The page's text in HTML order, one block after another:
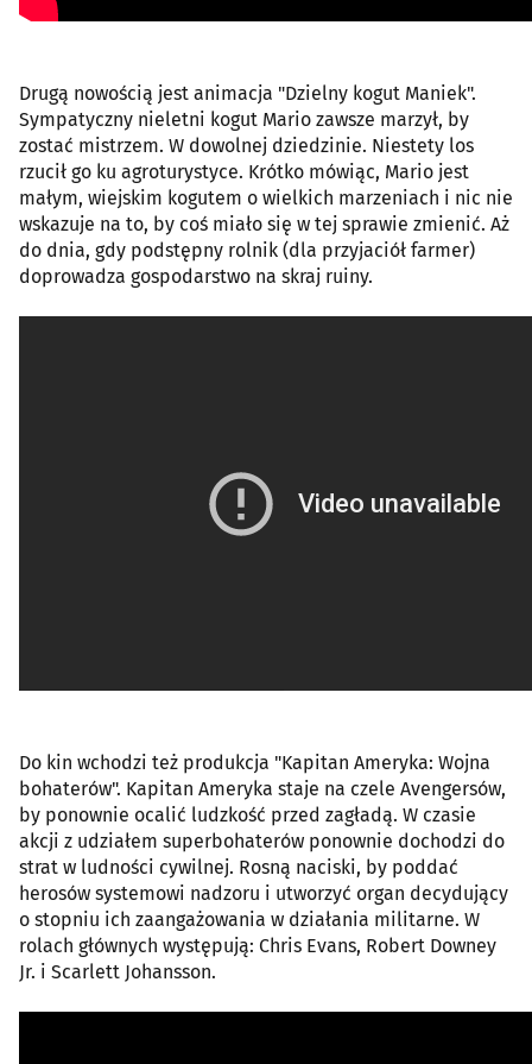
Drugą nowością jest animacja "Dzielny kogut Maniek".
Sympatyczny nieletni kogut Mario zawsze marzył, by
zostać mistrzem. W dowolnej dziedzinie. Niestety los
rzucił go ku agroturystyce. Krótko mówiąc, Mario jest
małym, wiejskim kogutem o wielkich marzeniach i nic nie
wskazuje na to, by coś miało się w tej sprawie zmienić. Aż
do dnia, gdy podstępny rolnik (dla przyjaciół farmer)
doprowadza gospodarstwo na skraj ruiny.
Do kin wchodzi też produkcja "Kapitan Ameryka: Wojna
bohaterów". Kapitan Ameryka staje na czele Avengersów,
by ponownie ocalić ludzkość przed zagładą. W czasie
akcji z udziałem superbohaterów ponownie dochodzi do
strat w ludności cywilnej. Rosną naciski, by poddać
herosów systemowi nadzoru i utworzyć organ decydujący
o stopniu ich zaangażowania w działania militarne. W
rolach głównych występują: Chris Evans, Robert Downey
Jr. i Scarlett Johansson.